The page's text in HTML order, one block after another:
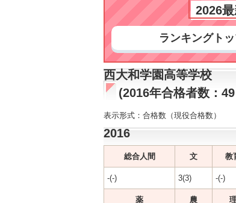
2026
ランキングト
西大和学園高等学校
(2016年合格者数：
表示形式：合格数（現役合格数）
2016
総合人間 文 教
-(-)
3(3) -(-)
薬 農